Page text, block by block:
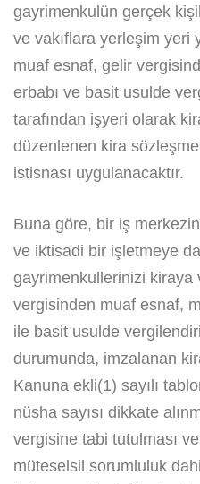
gayrimenkulün gerçek
ve vakıflara yerleşim yeri
muaf esnaf, gelir
erbabı ve basit usulde
tarafından işyeri olarak
düzenlenen kira
istisnası uygulanacaktır.
Buna göre, bir iş
ve iktisadi bir işletmeye
gayrimenkullerinizi kiraya
vergisinden muaf esnaf,
ile basit usulde
durumunda, imzalanan
Kanuna ekli(1) sayılı
nüsha sayısı dikkate
vergisine tabi tutulması
müteselsil sorumluluk